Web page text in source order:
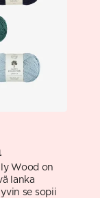
Wood on
lanka
se sopii